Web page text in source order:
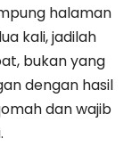
halaman
kali, jadilah
bukan yang
dengan hasil
dan wajib